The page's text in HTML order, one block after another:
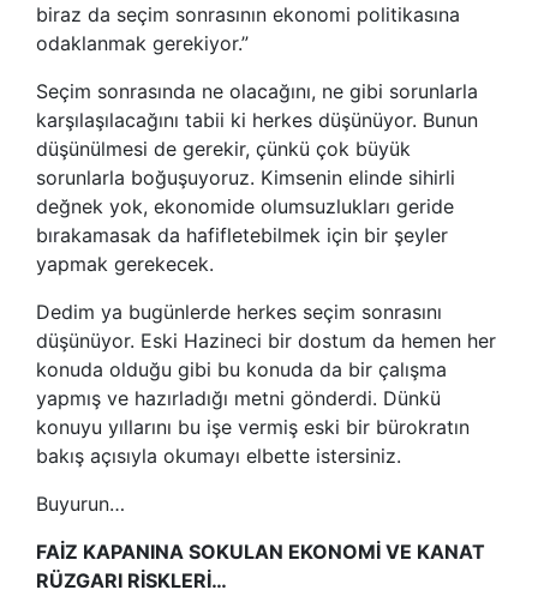
biraz da seçim sonrasının ekonomi politikasına
odaklanmak gerekiyor.”
Seçim sonrasında ne olacağını, ne gibi sorunlarla
karşılaşılacağını tabii ki herkes düşünüyor. Bunun
düşünülmesi de gerekir, çünkü çok büyük
sorunlarla boğuşuyoruz. Kimsenin elinde sihirli
değnek yok, ekonomide olumsuzlukları geride
bırakamasak da hafifletebilmek için bir şeyler
yapmak gerekecek.
Dedim ya bugünlerde herkes seçim sonrasını
düşünüyor. Eski Hazineci bir dostum da hemen her
konuda olduğu gibi bu konuda da bir çalışma
yapmış ve hazırladığı metni gönderdi. Dünkü
konuyu yıllarını bu işe vermiş eski bir bürokratın
bakış açısıyla okumayı elbette istersiniz.
Buyurun…
FAİZ KAPANINA SOKULAN EKONOMİ VE KANAT
RÜZGARI RİSKLERİ…